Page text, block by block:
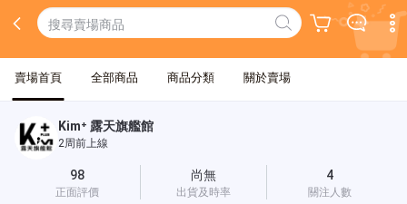
賣場首頁 全部商品 商品分類 關於賣場
Kim⁺ 露天旗艦館
2周前上線
98
正面評價
尚無
出貨及時率
4
關注人數